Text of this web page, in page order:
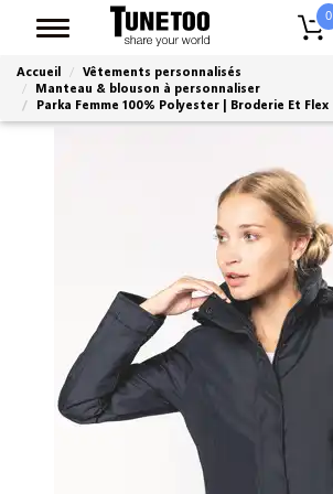
0
Accueil
Vêtements personnalisés
Manteau & blouson à personnaliser
Parka Femme 100% Polyester | Broderie Et Flex